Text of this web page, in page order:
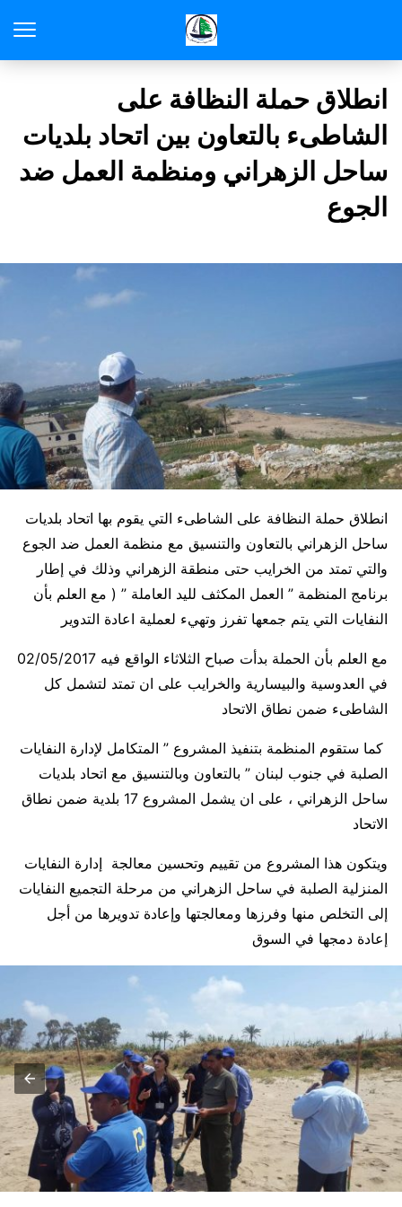
انطلاق حملة النظافة على
الشاطىء بالتعاون بين اتحاد بلديات
ساحل الزهراني ومنظمة العمل ضد
الجوع
انطلاق حملة النظافة على الشاطىء التي يقوم بها اتحاد بلديات
ساحل الزهراني بالتعاون والتنسيق مع منظمة العمل ضد الجوع
والتي تمتد من الخرايب حتى منطقة الزهراني وذلك في إطار
برنامج المنظمة ” العمل المكثف لليد العاملة ” ( مع العلم بأن
النفايات التي يتم جمعها تفرز وتهيء لعملية اعادة التدوير
مع العلم بأن الحملة بدأت صباح الثلاثاء الواقع فيه 02/05/2017
في العدوسية والبيسارية والخرايب على ان تمتد لتشمل كل
الشاطىء ضمن نطاق الاتحاد
كما ستقوم المنظمة بتنفيذ المشروع ” المتكامل لإدارة النفايات
الصلبة في جنوب لبنان ” بالتعاون وبالتنسيق مع اتحاد بلديات
ساحل الزهراني ، على ان يشمل المشروع 17 بلدية ضمن نطاق
الاتحاد
ويتكون هذا المشروع من تقييم وتحسين معالجة إدارة النفايات
المنزلية الصلبة في ساحل الزهراني من مرحلة التجميع النفايات
إلى التخلص منها وفرزها ومعالجتها وإعادة تدويرها من أجل
إعادة دمجها في السوق